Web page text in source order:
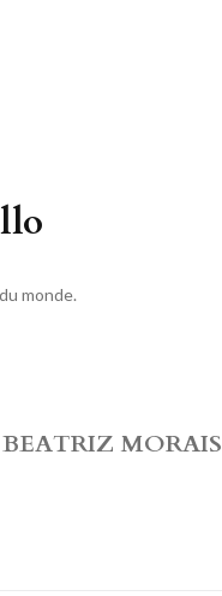
monde.
BEATRIZ MORAIS